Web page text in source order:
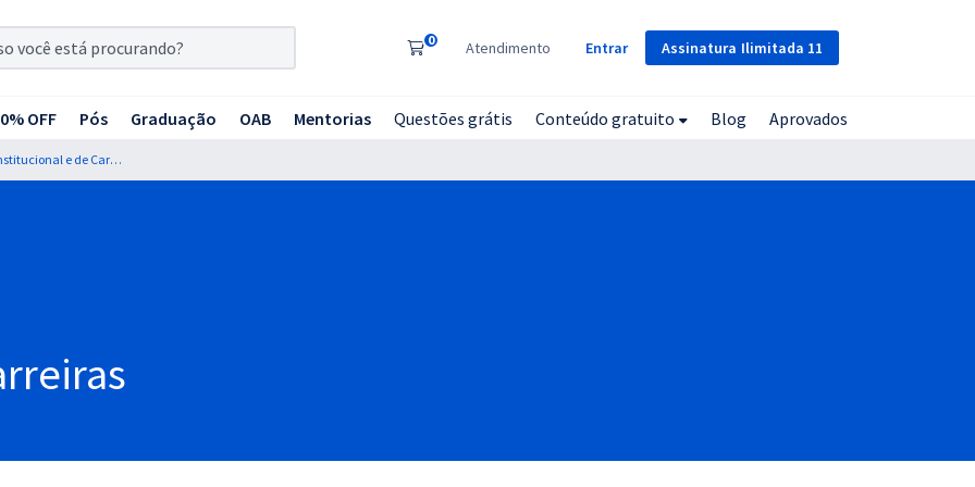
Assinatura Ilimitada 11
0 Atendimento Entrar
OFF Pós Graduação OAB Mentorias Questões grátis Conteúdo gratuito Blog Aprovados
Directa - Directa Desenvolvimento Institucional e de Carreiras